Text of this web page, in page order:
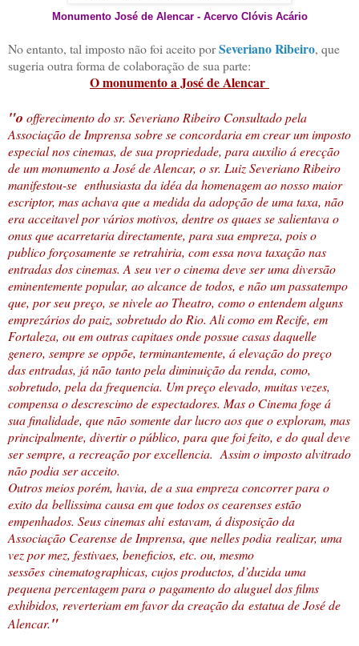
Monumento José de Alencar - Acervo Clóvis Acário
No entanto, tal imposto não foi aceito porSeveriano Ribeiro, que
sugeria outra forma de colaboração de sua parte:
O monumento a José de Alencar
"o offerecimento do sr. Severiano Ribeiro Consultado pela
Associação de Imprensa sobre se concordaria em crear um imposto
especial nos cinemas, de sua propriedade, para auxilio á erecção
de um monumento a José de Alencar, o sr. Luiz Severiano Ribeiro
manifestou-se enthusiasta da idéa da homenagem ao nosso maior
escriptor, mas achava que a medida da adopção de uma taxa, não
era acceitavel por vários motivos, dentre os quaes se salientava o
onus que acarretaria directamente, para sua empreza, pois o
publico forçosamente se retrahiria, com essa nova taxação nas
entradas dos cinemas. A seu ver o cinema deve ser uma diversão
eminentemente popular, ao alcance de todos, e não um passatempo
que, por seu preço, se nivele ao Theatro, como o entendem alguns
emprezários do paiz, sobretudo do Rio. Ali como em Recife, em
Fortaleza, ou em outras capitaes onde possue casas daquelle
genero, sempre se oppõe, terminantemente, á elevação do preço
das entradas, já não tanto pela diminuição da renda, como,
sobretudo, pela da frequencia. Um preço elevado, muitas vezes,
compensa o descrescimo de espectadores. Mas o Cinema foge á
sua finalidade, que não somente dar lucro aos que o exploram, mas
principalmente, divertir o público, para que foi feito, e do qual deve
ser sempre, a recreação por excellencia. Assim o imposto alvitrado
não podia ser acceito.
Outros meios porém, havia, de a sua empreza concorrer para o
exito da bellissima causa em que todos os cearenses estão
empenhados. Seus cinemas ahi estavam, á disposição da
Associação Cearense de Imprensa, que nelles podia realizar, uma
vez por mez, festivaes, beneficios, etc. ou, mesmo
sessões cinematographicas, cujos productos, d’duzida uma
pequena percentagem para o pagamento do aluguel dos films
exhibidos, reverteriam em favor da creação da estatua de José de
Alencar."